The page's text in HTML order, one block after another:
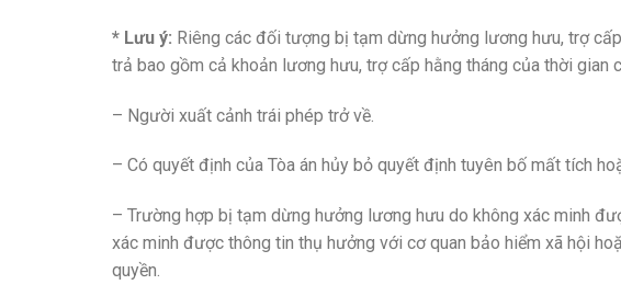
* Lưu ý: Riêng các đối tượng bị tạm dừng hưởng lương hưu, trợ
trả bao gồm cả khoản lương hưu, trợ cấp hằng tháng của thời gian
– Người xuất cảnh trái phép trở về.
– Có quyết định của Tòa án hủy bỏ quyết định tuyên bố mất tích
– Trường hợp bị tạm dừng hưởng lương hưu do không xác minh
xác minh được thông tin thụ hưởng với cơ quan bảo hiểm xã hội
quyền.